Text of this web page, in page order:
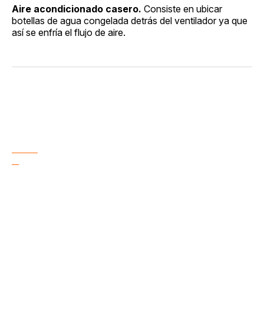
Aire acondicionado casero. Consiste en ubicar
botellas de agua congelada detrás del ventilador ya que
así se enfría el flujo de aire.